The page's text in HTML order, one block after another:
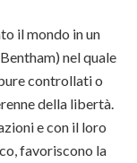
il mondo in un
nel quale
controllati o
della libertà.
e con il loro
favoriscono la